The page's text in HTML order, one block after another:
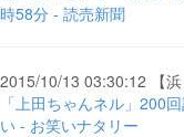
時58分 - 読売新聞
2015/10/13 03:30:12 【浜
「上田ちゃんネル」200
い - お笑いナタリー